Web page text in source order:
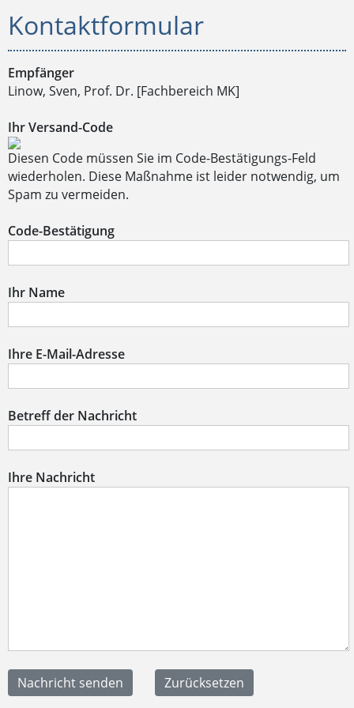
Kontaktformular
Empfänger
Linow, Sven, Prof. Dr. [Fachbereich MK]
Ihr Versand-Code
Diesen Code müssen Sie im Code-Bestätigungs-Feld
wiederholen. Diese Maßnahme ist leider notwendig, um
Spam zu vermeiden.
Code-Bestätigung
Ihr Name
Ihre E-Mail-Adresse
Betreff der Nachricht
Ihre Nachricht